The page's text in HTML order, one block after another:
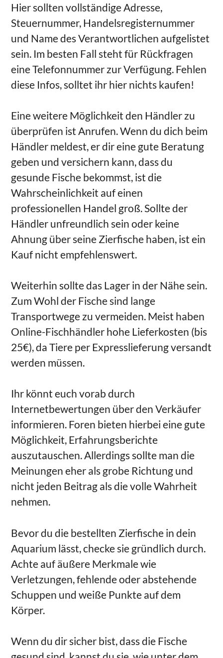
Hier sollten vollständige Adresse,
Steuernummer, Handelsregisternummer
und Name des Verantwortlichen aufgelistet
sein. Im besten Fall steht für Rückfragen
eine Telefonnummer zur Verfügung. Fehlen
diese Infos, solltet ihr hier nichts kaufen!
Eine weitere Möglichkeit den Händler zu
überprüfen ist Anrufen. Wenn du dich beim
Händler meldest, er dir eine gute Beratung
geben und versichern kann, dass du
gesunde Fische bekommst, ist die
Wahrscheinlichkeit auf einen
professionellen Handel groß. Sollte der
Händler unfreundlich sein oder keine
Ahnung über seine Zierfische haben, ist ein
Kauf nicht empfehlenswert.
Weiterhin sollte das Lager in der Nähe sein.
Zum Wohl der Fische sind lange
Transportwege zu vermeiden. Meist haben
Online-Fischhändler hohe Lieferkosten (bis
25€), da Tiere per Expresslieferung versandt
werden müssen.
Ihr könnt euch vorab durch
Internetbewertungen über den Verkäufer
informieren. Foren bieten hierbei eine gute
Möglichkeit, Erfahrungsberichte
auszutauschen. Allerdings sollte man die
Meinungen eher als grobe Richtung und
nicht jeden Beitrag als die volle Wahrheit
nehmen.
Bevor du die bestellten Zierfische in dein
Aquarium lässt, checke sie gründlich durch.
Achte auf äußere Merkmale wie
Verletzungen, fehlende oder abstehende
Schuppen und weiße Punkte auf dem
Körper.
Wenn du dir sicher bist, dass die Fische